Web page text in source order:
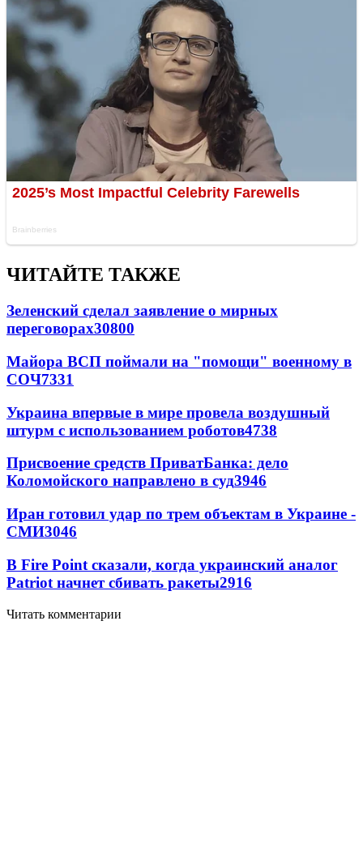
ЧИТАЙТЕ ТАКЖЕ
Зеленский сделал заявление о мирных
переговорах30800
Майора ВСП поймали на "помощи" военному в
СОЧ7331
Украина впервые в мире провела воздушный
штурм с использованием роботов4738
Присвоение средств ПриватБанка: дело
Коломойского направлено в суд3946
Иран готовил удар по трем объектам в Украине -
СМИ3046
В Fire Point сказали, когда украинский аналог
Patriot начнет сбивать ракеты2916
Читать комментарии